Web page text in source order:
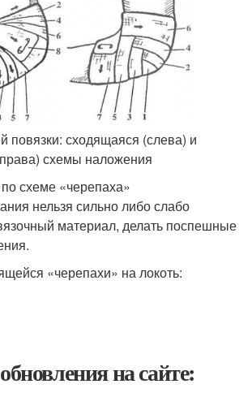
повязки: сходящаяся (слева) и
схемы наложения
схеме «черепаха»
нельзя сильно либо слабо
материал, делать поспешные
«черепахи» на локоть:
на сайте: